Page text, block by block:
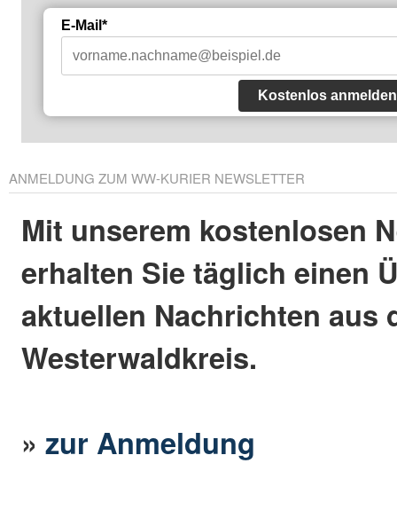
E-Mail*
Kostenlos anmelden
ANMELDUNG ZUM WW-KURIER NEWSLETTER
Mit unserem kostenlosen
erhalten Sie täglich einen
aktuellen Nachrichten aus
Westerwaldkreis.
»zur Anmeldung